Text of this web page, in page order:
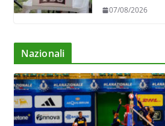
07/08/2026
Nazionali